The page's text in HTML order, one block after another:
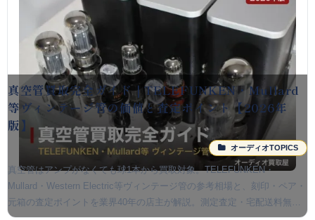
真空管買取完全ガイド｜TELEFUNKEN・Mullard
等ヴィンテージ管の価値と査定ポイント【2026年
版】
オーディオTOPICS
真空管はアンプがなくても球1本から買取対象。TELEFUNKEN・
Mullard・Western Electric等ヴィンテージ管の参考相場と、刻印・ペア・
元箱の査定ポイントを業界40年の店主が解説。測定査定・宅配送料無